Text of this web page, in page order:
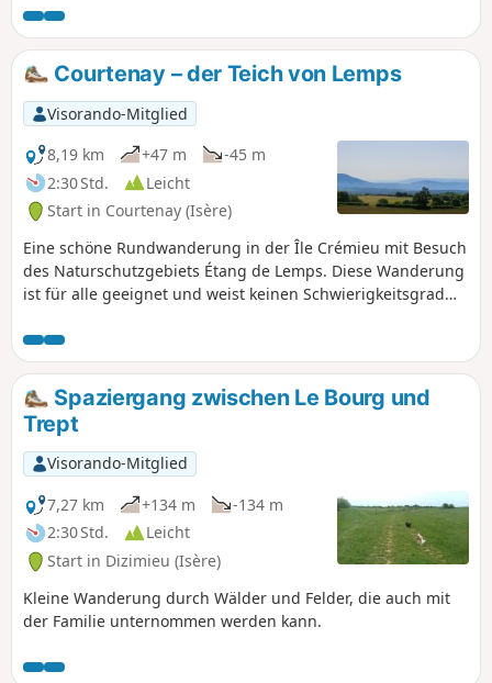
Courtenay – der Teich von Lemps
Visorando-Mitglied
8,19 km
+47 m
-45 m
2:30 Std.
Leicht
Start in Courtenay (Isère)
Eine schöne Rundwanderung in der Île Crémieu mit Besuch
des Naturschutzgebiets Étang de Lemps. Diese Wanderung
ist für alle geeignet und weist keinen Schwierigkeitsgrad
Spaziergang zwischen Le Bourg und
Trept
Visorando-Mitglied
7,27 km
+134 m
-134 m
2:30 Std.
Leicht
Start in Dizimieu (Isère)
Kleine Wanderung durch Wälder und Felder, die auch mit
der Familie unternommen werden kann.